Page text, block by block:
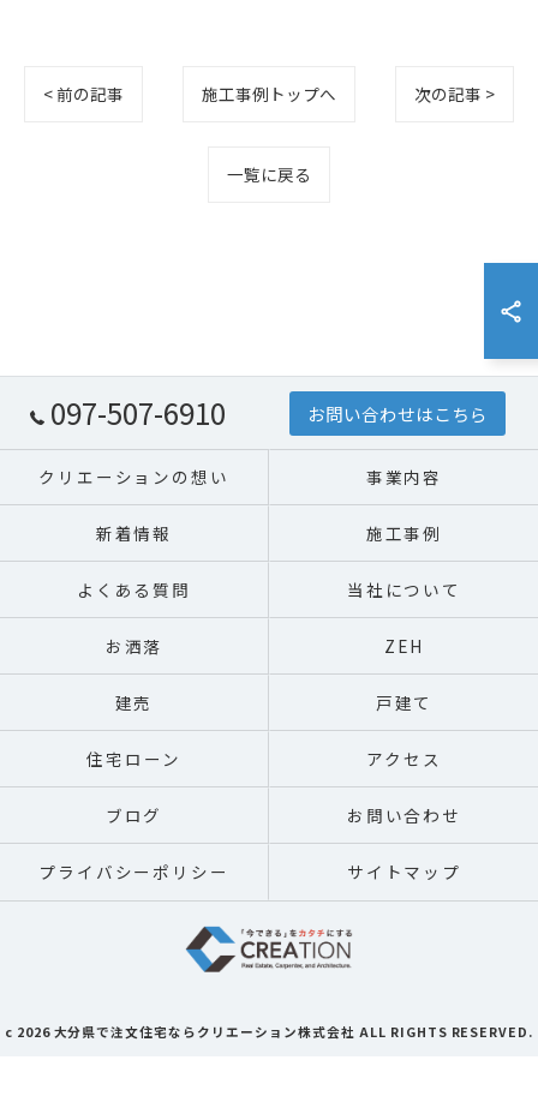
< 前の記事 施工事例トップへ 次の記事 >
一覧に戻る
097-507-6910 お問い合わせはこちら
クリエーションの想い 事業内容
新着情報 施工事例
よくある質問 当社について
お洒落 ZEH
建売 戸建て
住宅ローン アクセス
ブログ お問い合わせ
プライバシーポリシー サイトマップ
c 2026 大分県で注文住宅ならクリエーション株式会社 ALL RIGHTS RESERVED.